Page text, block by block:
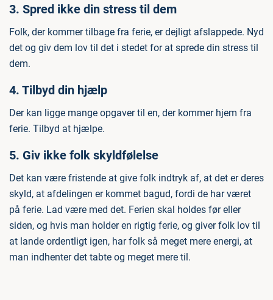
3. Spred ikke din stress til dem
Folk, der kommer tilbage fra ferie, er dejligt afslappede. Nyd
det og giv dem lov til det i stedet for at sprede din stress til
dem.
4. Tilbyd din hjælp
Der kan ligge mange opgaver til en, der kommer hjem fra
ferie. Tilbyd at hjælpe.
5. Giv ikke folk skyldfølelse
Det kan være fristende at give folk indtryk af, at det er deres
skyld, at afdelingen er kommet bagud, fordi de har været
på ferie. Lad være med det. Ferien skal holdes før eller
siden, og hvis man holder en rigtig ferie, og giver folk lov til
at lande ordentligt igen, har folk så meget mere energi, at
man indhenter det tabte og meget mere til.